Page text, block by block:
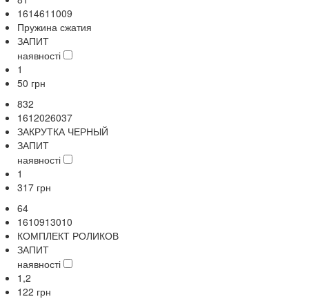
1614611009
Пружина сжатия
ЗАПИТ
наявності
1
50 грн
832
1612026037
ЗАКРУТКА ЧЕРНЫЙ
ЗАПИТ
наявності
1
317 грн
64
1610913010
КОМПЛЕКТ РОЛИКОВ
ЗАПИТ
наявності
1,2
122 грн